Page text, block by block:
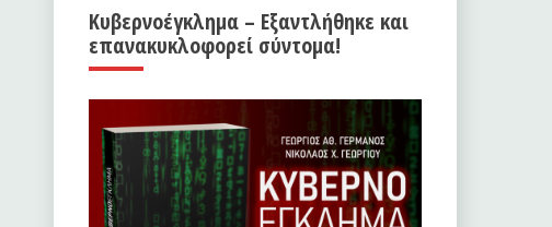
Κυβερνοέγκλημα – Εξαντλήθηκε και
επανακυκλοφορεί σύντομα!